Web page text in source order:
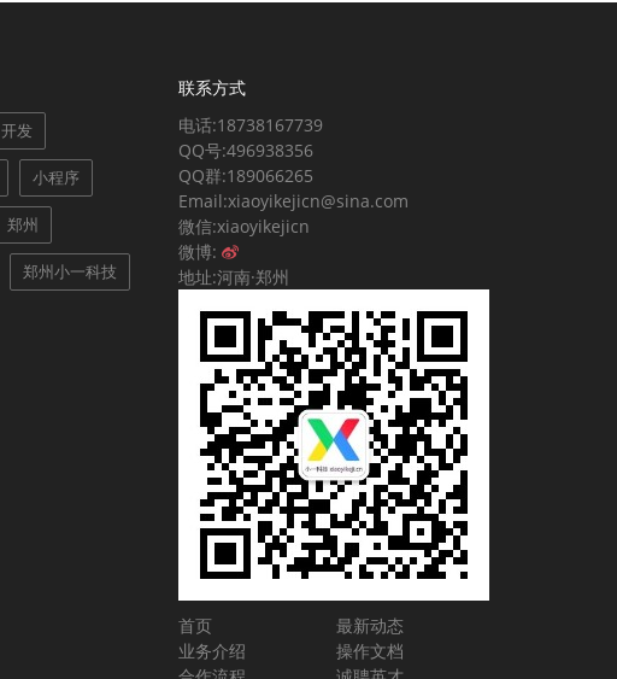
开发
小程序
郑州
郑州小一科技
联系方式
电话:18738167739
QQ号:496938356
QQ群:189066265
Email:xiaoyikejicn@sina.com
微信:xiaoyikejicn
微博:
地址:河南·郑州
首页
最新动态
业务介绍
操作文档